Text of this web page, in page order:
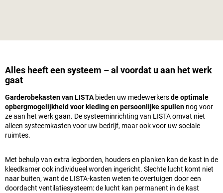
Alles heeft een systeem – al voordat u aan het werk
gaat
Garderobekasten van LISTAbieden uw medewerkersde optimale
opbergmogelijkheid voor kleding en persoonlijke spullen nog voor
ze aan het werk gaan. De systeeminrichting van LISTA omvat niet
alleen systeemkasten voor uw bedrijf, maar ook voor uw sociale
ruimtes.
Met behulp van extra legborden, houders en planken kan de kast in de
kleedkamer ook individueel worden ingericht. Slechte lucht komt niet
naar buiten, want de LISTA-kasten weten te overtuigen door een
doordacht ventilatiesysteem: de lucht kan permanent in de kast